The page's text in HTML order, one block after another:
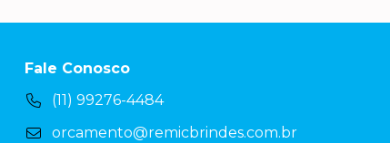
Fale Conosco
(11) 99276-4484
orcamento@remicbrindes.com.br